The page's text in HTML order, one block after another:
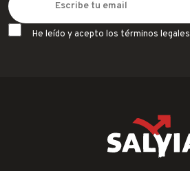
He leído y acepto los términos legales